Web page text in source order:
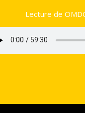
Lecture de